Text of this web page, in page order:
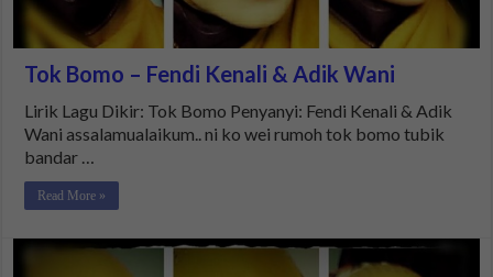
Tok Bomo – Fendi Kenali & Adik Wani
Lirik Lagu Dikir: Tok Bomo Penyanyi: Fendi Kenali & Adik
Wani assalamualaikum.. ni ko wei rumoh tok bomo tubik
bandar …
Read More »